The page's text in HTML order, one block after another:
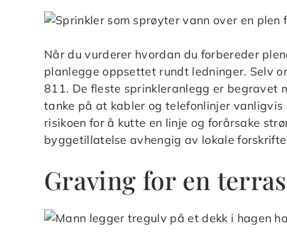
Når du vurderer hvordan du forbereder
planlegge oppsettet rundt ledninger. Selv
811. De fleste sprinkleranlegg er begravet
tanke på at kabler og telefonlinjer
risikoen for å kutte en linje og forårsake
byggetillatelse avhengig av lokale
Graving for en